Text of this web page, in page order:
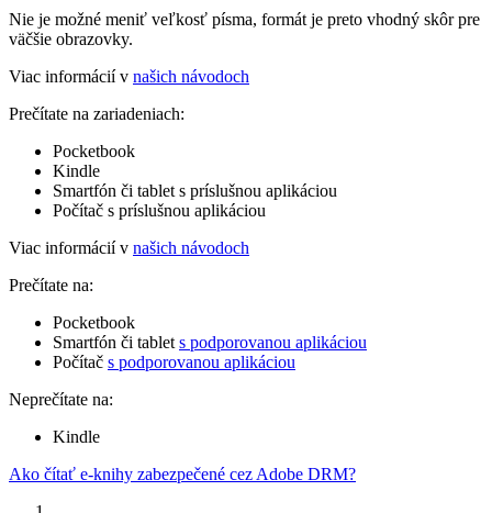
Nie je možné meniť veľkosť písma, formát je preto vhodný skôr pre
väčšie obrazovky.
Viac informácií v našich návodoch
Prečítate na zariadeniach:
Pocketbook
Kindle
Smartfón či tablet s príslušnou aplikáciou
Počítač s príslušnou aplikáciou
Viac informácií v našich návodoch
Prečítate na:
Pocketbook
Smartfón či tablet s podporovanou aplikáciou
Počítač s podporovanou aplikáciou
Neprečítate na:
Kindle
Ako čítať e-knihy zabezpečené cez Adobe DRM?